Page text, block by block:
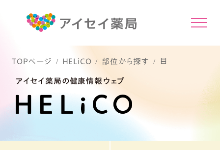
TOPページ HELiCO 部位から探す 目
アイセイ薬局の健康情報ウェブ